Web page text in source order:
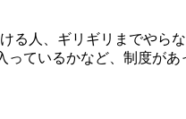
人、ギリギリまでやら
っているかなど、制度が